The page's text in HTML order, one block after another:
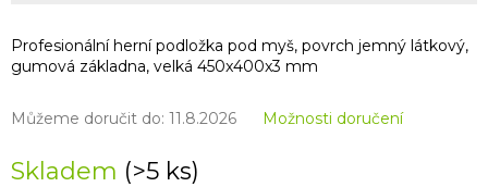
Skladem (>5 ks)
Můžeme doručit do: 11.8.2026 Možnosti doručení
Profesionální herní podložka pod myš, povrch jemný látkový,
gumová základna, velká 450x400x3 mm